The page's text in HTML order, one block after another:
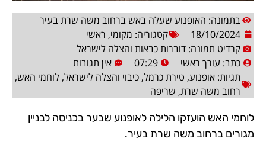
בתמונה: האופנוע שעלה באש ברחוב משה שרת בעיר
18/10/2024
קטגוריה: מקומי, ראשי
קרדיט תמונה: דוברות כבאות והצלה לישראל
כתב: עורך ראשי 07:29
אין תגובות
תגיות: אופנוע, טירת כרמל, כיבוי והצלה לישראל, לוחמי האש,
רחוב משה שרת, שריפה
לוחמי האש הועזקו הלילה לאופנוע שבער בכניסה לבניין
מגורים ברחוב משה שרת בעיר.